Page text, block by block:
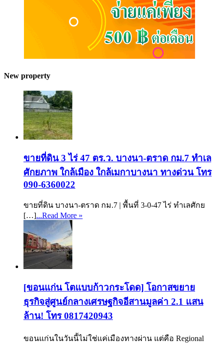
New property
ขายที่ดิน 3 ไร่ 47 ตร.ว. บางนา-ตราด กม.7 ทำเล
ศักยภาพ ใกล้เมือง ใกล้เมกาบางนา ทางด่วน โทร
090-6360022
ขายที่ดิน บางนา-ตราด กม.7 | พื้นที่ 3-0-47 ไร่ ทำเลศักย
[…]...Read More »
[ขอนแก่น โตแบบก้าวกระโดด] โอกาสขยาย
ธุรกิจสู่ศูนย์กลางเศรษฐกิจอีสานมูลค่า 2.1 แสน
ล้าน! โทร 0817420943
ขอนแก่นในวันนี้ไม่ใช่แค่เมืองทางผ่าน แต่คือ Regional